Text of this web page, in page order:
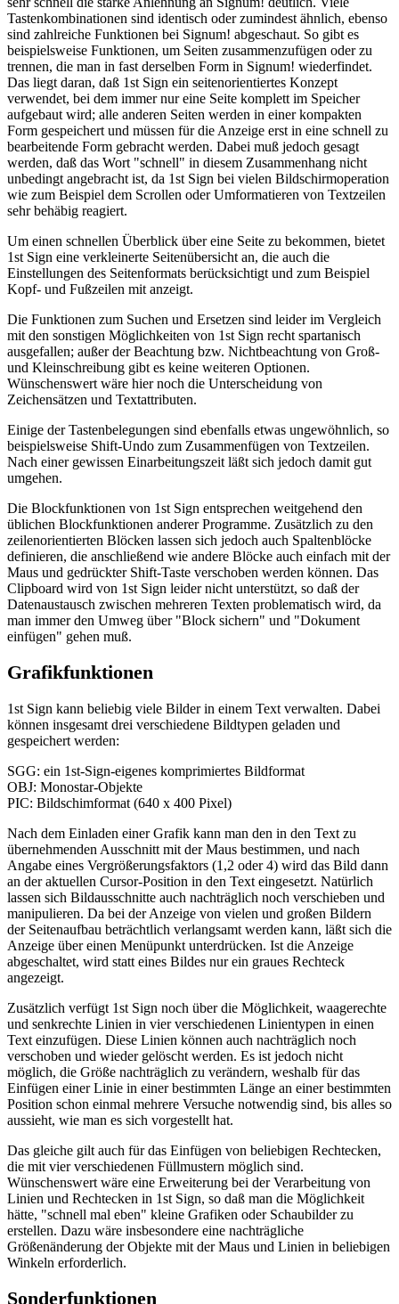
Tastenkombinationen sind identisch oder zumindest ähnlich, ebenso
sind zahlreiche Funktionen bei Signum! abgeschaut. So gibt es
beispielsweise Funktionen, um Seiten zusammenzufügen oder zu
trennen, die man in fast derselben Form in Signum! wiederfindet.
Das liegt daran, daß 1st Sign ein seitenorientiertes Konzept
verwendet, bei dem immer nur eine Seite komplett im Speicher
aufgebaut wird; alle anderen Seiten werden in einer kompakten
Form gespeichert und müssen für die Anzeige erst in eine schnell zu
bearbeitende Form gebracht werden. Dabei muß jedoch gesagt
werden, daß das Wort "schnell" in diesem Zusammenhang nicht
unbedingt angebracht ist, da 1st Sign bei vielen Bildschirmoperation
wie zum Beispiel dem Scrollen oder Umformatieren von Textzeilen
sehr behäbig reagiert.
Um einen schnellen Überblick über eine Seite zu bekommen, bietet
1st Sign eine verkleinerte Seitenübersicht an, die auch die
Einstellungen des Seitenformats berücksichtigt und zum Beispiel
Kopf- und Fußzeilen mit anzeigt.
Die Funktionen zum Suchen und Ersetzen sind leider im Vergleich
mit den sonstigen Möglichkeiten von 1st Sign recht spartanisch
ausgefallen; außer der Beachtung bzw. Nichtbeachtung von Groß-
und Kleinschreibung gibt es keine weiteren Optionen.
Wünschenswert wäre hier noch die Unterscheidung von
Zeichensätzen und Textattributen.
Einige der Tastenbelegungen sind ebenfalls etwas ungewöhnlich, so
beispielsweise Shift-Undo zum Zusammenfügen von Textzeilen.
Nach einer gewissen Einarbeitungszeit läßt sich jedoch damit gut
umgehen.
Die Blockfunktionen von 1st Sign entsprechen weitgehend den
üblichen Blockfunktionen anderer Programme. Zusätzlich zu den
zeilenorientierten Blöcken lassen sich jedoch auch Spaltenblöcke
definieren, die anschließend wie andere Blöcke auch einfach mit der
Maus und gedrückter Shift-Taste verschoben werden können. Das
Clipboard wird von 1st Sign leider nicht unterstützt, so daß der
Datenaustausch zwischen mehreren Texten problematisch wird, da
man immer den Umweg über "Block sichern" und "Dokument
einfügen" gehen muß.
Grafikfunktionen
1st Sign kann beliebig viele Bilder in einem Text verwalten. Dabei
können insgesamt drei verschiedene Bildtypen geladen und
gespeichert werden:
SGG: ein 1st-Sign-eigenes komprimiertes Bildformat
OBJ: Monostar-Objekte
PIC: Bildschimformat (640 x 400 Pixel)
Nach dem Einladen einer Grafik kann man den in den Text zu
übernehmenden Ausschnitt mit der Maus bestimmen, und nach
Angabe eines Vergrößerungsfaktors (1,2 oder 4) wird das Bild dann
an der aktuellen Cursor-Position in den Text eingesetzt. Natürlich
lassen sich Bildausschnitte auch nachträglich noch verschieben und
manipulieren. Da bei der Anzeige von vielen und großen Bildern
der Seitenaufbau beträchtlich verlangsamt werden kann, läßt sich die
Anzeige über einen Menüpunkt unterdrücken. Ist die Anzeige
abgeschaltet, wird statt eines Bildes nur ein graues Rechteck
angezeigt.
Zusätzlich verfügt 1st Sign noch über die Möglichkeit, waagerechte
und senkrechte Linien in vier verschiedenen Linientypen in einen
Text einzufügen. Diese Linien können auch nachträglich noch
verschoben und wieder gelöscht werden. Es ist jedoch nicht
möglich, die Größe nachträglich zu verändern, weshalb für das
Einfügen einer Linie in einer bestimmten Länge an einer bestimmten
Position schon einmal mehrere Versuche notwendig sind, bis alles so
aussieht, wie man es sich vorgestellt hat.
Das gleiche gilt auch für das Einfügen von beliebigen Rechtecken,
die mit vier verschiedenen Füllmustern möglich sind.
Wünschenswert wäre eine Erweiterung bei der Verarbeitung von
Linien und Rechtecken in 1st Sign, so daß man die Möglichkeit
hätte, "schnell mal eben" kleine Grafiken oder Schaubilder zu
erstellen. Dazu wäre insbesondere eine nachträgliche
Größenänderung der Objekte mit der Maus und Linien in beliebigen
Winkeln erforderlich.
Sonderfunktionen